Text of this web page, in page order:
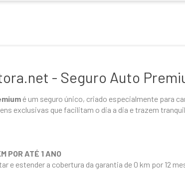
- Seguro Auto
é um seguro único, criado especialmente para
exclusivas que facilitam o dia a dia e trazem
POR ATÉ 1 ANO
e estender a cobertura da garantia de 0 km por 12